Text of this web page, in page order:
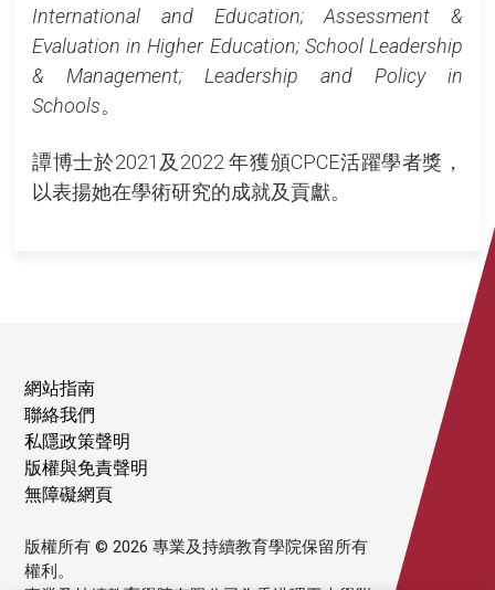
International and Education; Assessment &
Evaluation in Higher Education; School Leadership
& Management; Leadership and Policy in
Schools。
譚博士於2021及2022 年獲頒CPCE活躍學者獎，
以表揚她在學術研究的成就及貢獻。
網站指南
聯絡我們
私隱政策聲明
版權與免責聲明
無障礙網頁
版權所有 © 2026 專業及持續教育學院保留所有
權利。